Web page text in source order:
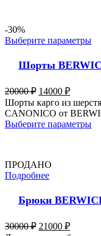
-30%
Выберите параметры
Шорты
20000₽ 14000 ₽
Шорты карго из
CANONICO от
Выберите параметры
ПРОДАНО
Подробнее
Брюки
30000₽ 21000 ₽